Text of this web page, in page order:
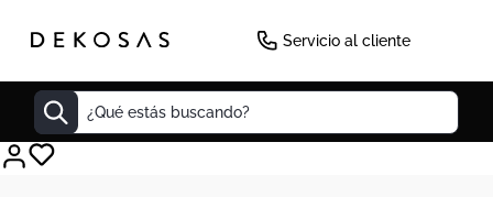
Servicio al cliente
¿Qué estás buscando?